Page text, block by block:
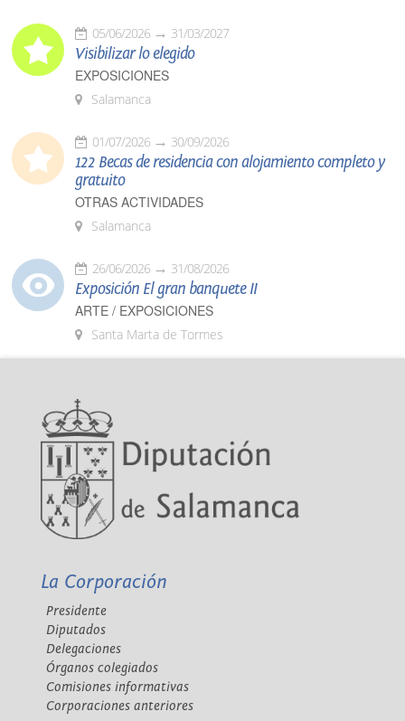
05/06/2026 31/03/2027
Visibilizar lo elegido
EXPOSICIONES
Salamanca
01/07/2026 30/09/2026
122 Becas de residencia con alojamiento completo y
gratuito
OTRAS ACTIVIDADES
Salamanca
26/06/2026 31/08/2026
Exposición El gran banquete II
ARTE / EXPOSICIONES
Santa Marta de Tormes
La Corporación
Presidente
Diputados
Delegaciones
Órganos colegiados
Comisiones informativas
Corporaciones anteriores